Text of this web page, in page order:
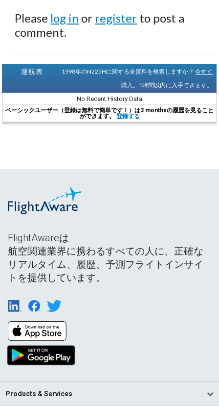
Please log in or register to post a
comment.
運航表 1998年のN225Hに関する全資料を検索しますか？今すぐ
購入。1時間以内に入手できます。
No Recent History Data
ベーシックユーザー（登録は無料で簡単です！）は3 monthsの履歴を見ること
ができます。 登録する
FlightAwareは
航空関連業界に携わるすべての人に、正確な
リアルタイム、履歴、予測フライトインサイ
トを提供しています。
Products & Services